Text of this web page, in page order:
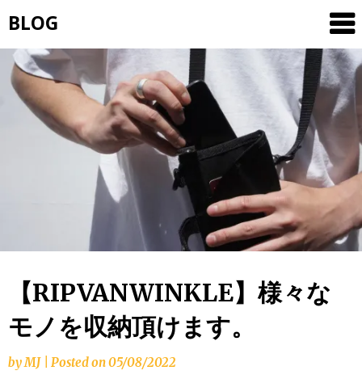
to
content
BLOG
【RIPVANWINKLE】様々な
モノを収納頂けます。
byMJ Posted on05/08/2022